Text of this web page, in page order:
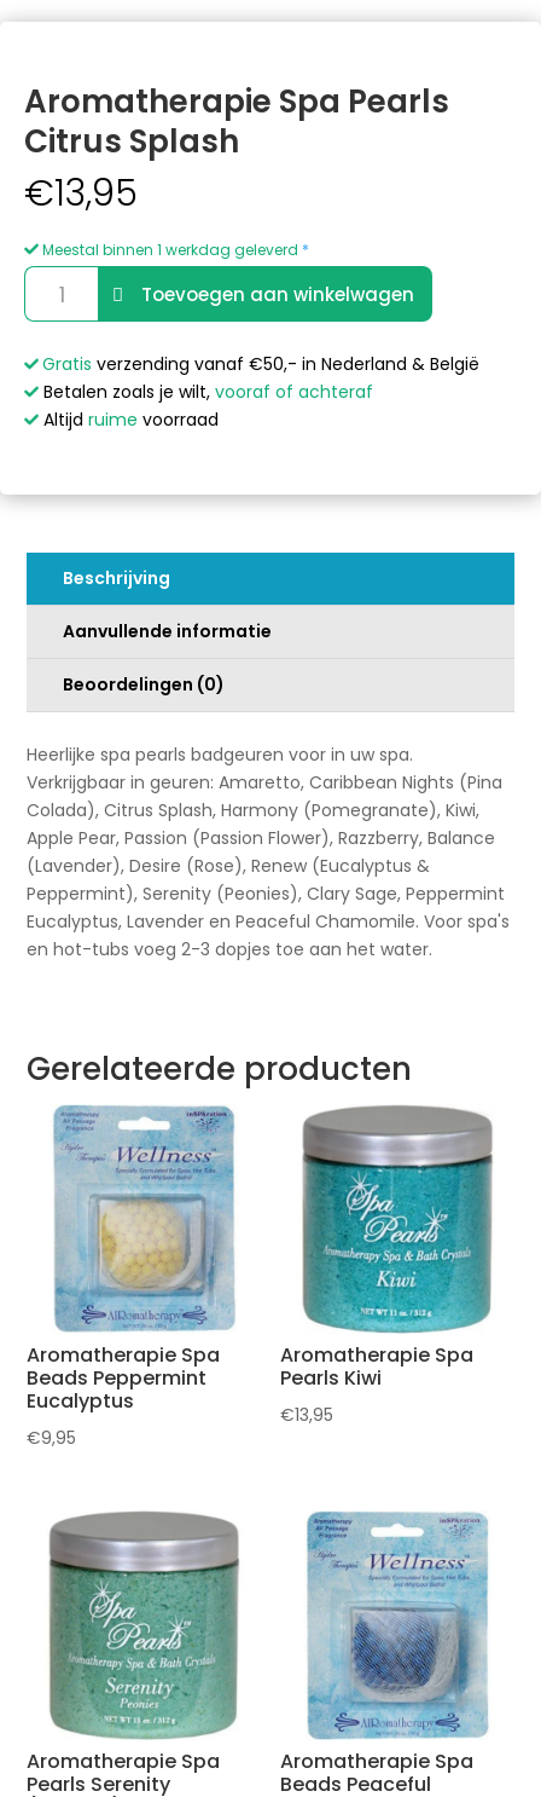
Aromatherapie Spa Pearls
Citrus Splash
€13,95
Meestal binnen 1 werkdag geleverd *
Aromatherapie
Citrus
Splash
aantal
Toevoegen aan winkelwagen
e
i
e
Gratis verzending vanaf €50,- in Nederland & België
Betalen zoals je wilt, vooraf of achteraf
Altijd ruime voorraad
Beschrijving
Aanvullende informatie
Beoordelingen (0)
Heerlijke spa pearls badgeuren voor in uw spa.
Verkrijgbaar in geuren: Amaretto, Caribbean Nights (Pina
Colada), Citrus Splash, Harmony (Pomegranate), Kiwi,
Apple Pear, Passion (Passion Flower), Razzberry, Balance
(Lavender), Desire (Rose), Renew (Eucalyptus &
Peppermint), Serenity (Peonies), Clary Sage, Peppermint
Eucalyptus, Lavender en Peaceful Chamomile. Voor spa's
en hot-tubs voeg 2-3 dopjes toe aan het water.
Gerelateerde producten
Aromatherapie Spa
Beads Peppermint
Eucalyptus
€9,95
Aromatherapie Spa
Pearls Kiwi
€13,95
Aromatherapie Spa
Pearls Serenity
Aromatherapie Spa
Beads Peaceful